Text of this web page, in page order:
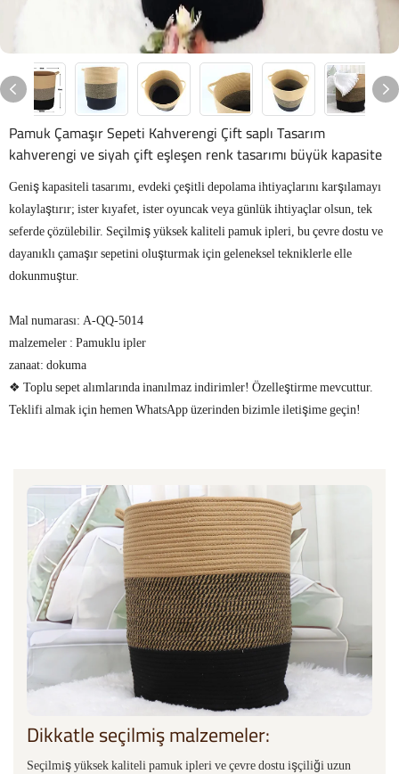
Pamuk Çamaşır Sepeti Kahverengi Çift saplı Tasarım
kahverengi ve siyah çift eşleşen renk tasarımı büyük kapasite
Geniş kapasiteli tasarımı, evdeki çeşitli depolama ihtiyaçlarını karşılamayı
kolaylaştırır; ister kıyafet, ister oyuncak veya günlük ihtiyaçlar olsun, tek
seferde çözülebilir. Seçilmiş yüksek kaliteli pamuk ipleri, bu çevre dostu ve
dayanıklı çamaşır sepetini oluşturmak için geleneksel tekniklerle elle
dokunmuştur.
Mal numarası: A-QQ-5014
malzemeler : Pamuklu ipler
zanaat: dokuma
❖ Toplu sepet alımlarında inanılmaz indirimler! Özelleştirme mevcuttur.
Teklifi almak için hemen WhatsApp üzerinden bizimle iletişime geçin!
Dikkatle seçilmiş malzemeler:
Seçilmiş yüksek kaliteli pamuk ipleri ve çevre dostu işçiliği uzun